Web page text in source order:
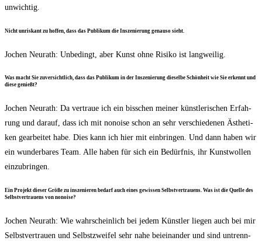
unwichtig.
Nicht unris­kant zu hof­fen, dass das Publi­kum die Insze­nie­rung genau­so sieht.
Jochen Neu­r­a­th: Unbe­dingt, aber Kunst ohne Risi­ko ist langweilig.
Was macht Sie zuver­sicht­lich, dass das Publi­kum in der Insze­nie­rung die­sel­be Schön­heit wie Sie erkennt und
die­se genießt?
Jochen Neu­r­a­th: Da ver­traue ich ein biss­chen mei­ner künst­le­ri­schen Erfah­
rung und dar­auf, dass ich mit nonoi­se schon an sehr ver­schie­de­nen Ästhe­ti­
ken gear­bei­tet habe. Dies kann ich hier mit ein­brin­gen. Und dann haben wir
ein wun­der­ba­res Team. Alle haben für sich ein Bedürf­nis, ihr Kunst­wol­len
einzubringen.
Ein Pro­jekt die­ser Grö­ße zu insze­nie­ren bedarf auch eines gewis­sen Selbst­ver­trau­ens. Was ist die Quel­le des
Selbst­ver­trau­ens von nonoise?
Jochen Neu­r­a­th: Wie wahr­schein­lich bei jedem Künst­ler lie­gen auch bei mir
Selbst­ver­trau­en und Selbst­zwei­fel sehr nahe bei­ein­an­der und sind untrenn­